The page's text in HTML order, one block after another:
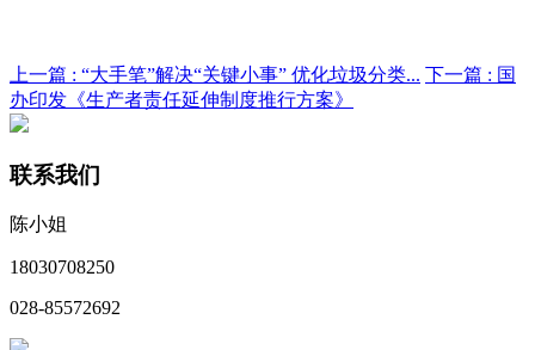
上一篇 : “大手笔”解决“关键小事” 优化垃圾分类... 下一篇 : 国
办印发《生产者责任延伸制度推行方案》
联系我们
陈小姐
18030708250
028-85572692